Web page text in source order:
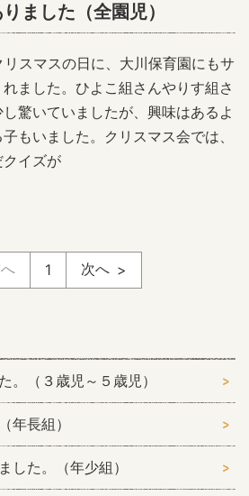
ました（全園児）
スマスの日に、大川保育園にもサ
ました。ひよこ組さんやりす組さ
驚いていましたが、興味はあるよ
もいました。クリスマス会では、
イズが
1 次へ
。（３歳児～５歳児）
年長組）
した。（年少組）